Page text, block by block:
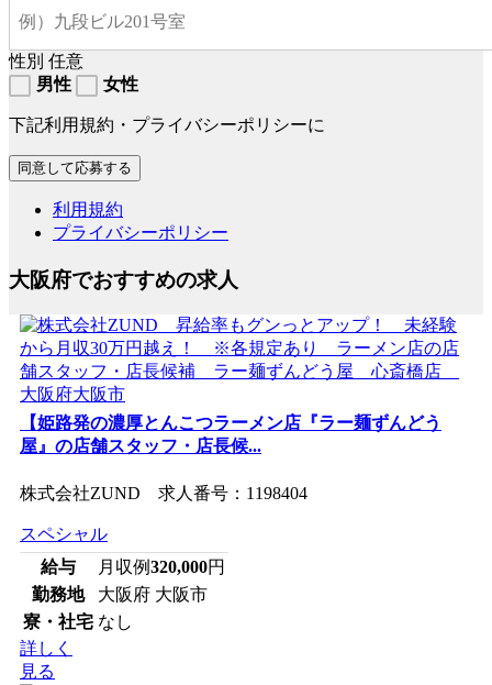
性別 任意
男性
女性
下記利用規約・プライバシーポリシーに
利用規約
プライバシーポリシー
大阪府でおすすめの求人
【姫路発の濃厚とんこつラーメン店『ラー麺ずんどう
屋』の店舗スタッフ・店長候...
株式会社ZUND 求人番号：1198404
スペシャル
給与
月収例320,000円
勤務地
大阪府 大阪市
寮・社宅 なし
詳しく
見る